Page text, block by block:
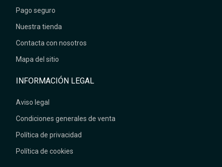
Pago seguro
Nuestra tienda
Contacta con nosotros
Mapa del sitio
INFORMACIÓN LEGAL
Aviso legal
Condiciones generales de venta
Política de privacidad
Política de cookies